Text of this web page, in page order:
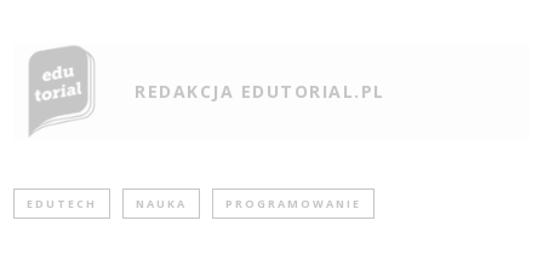
REDAKCJA EDUTORIAL.PL
EDUTECH NAUKA PROGRAMOWANIE